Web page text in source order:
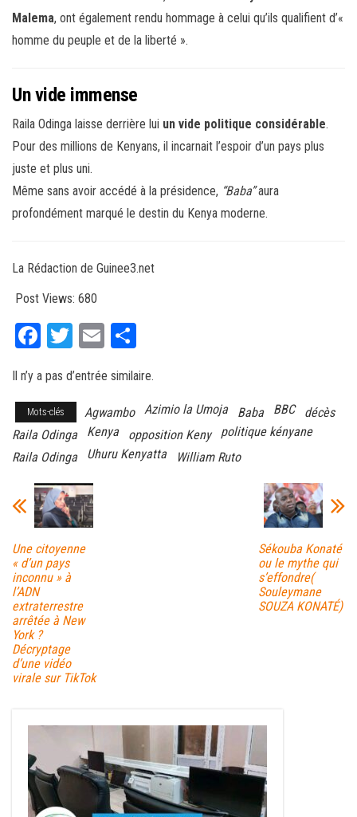
Malema, ont également rendu hommage à celui qu’ils qualifient d’«
homme du peuple et de la liberté ».
Un vide immense
Raila Odinga laisse derrière lui un vide politique considérable.
Pour des millions de Kenyans, il incarnait l’espoir d’un pays plus
juste et plus uni.
Même sans avoir accédé à la présidence, “Baba”aura
profondément marqué le destin du Kenya moderne.
La Rédaction de Guinee3.net
Post Views: 680
Fa
bo
ok
T
tt
er
E
ail ag
er
Il n’y a pas d’entrée similaire.
Mots-clés Agwambo Azimio la Umoja Baba BBC
décès
Raila Odinga
Kenya opposition Keny
politique kényane
Raila Odinga
Uhuru Kenyatta William Ruto
Une citoyenne
« d’un pays
inconnu » à
l’ADN
extraterrestre
arrêtée à New
York ?
Décryptage
d’une vidéo
virale sur TikTok
Sékouba Konaté
ou le mythe qui
s’effondre(
Souleymane
SOUZA KONATÉ)